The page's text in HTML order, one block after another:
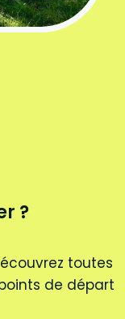
?
toutes
de départ